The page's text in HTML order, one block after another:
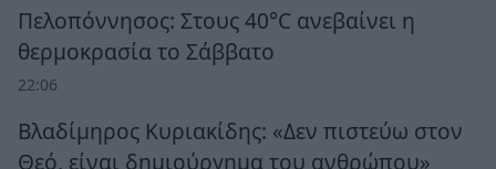
Πελοπόννησος: Στους 40°C ανεβαίνει η
θερμοκρασία το Σάββατο
22:06
Βλαδίμηρος Κυριακίδης: «Δεν πιστεύω στον
Θεό, είναι δημιούργημα του ανθρώπου»